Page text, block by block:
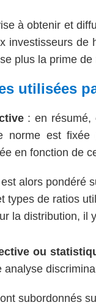
à obtenir et
investisseurs de
plus la prime
utilisées
: en résumé,
norme est
en fonction de
alors pondéré
types de ratios
la distribution, il
ou
analyse
subordonnés